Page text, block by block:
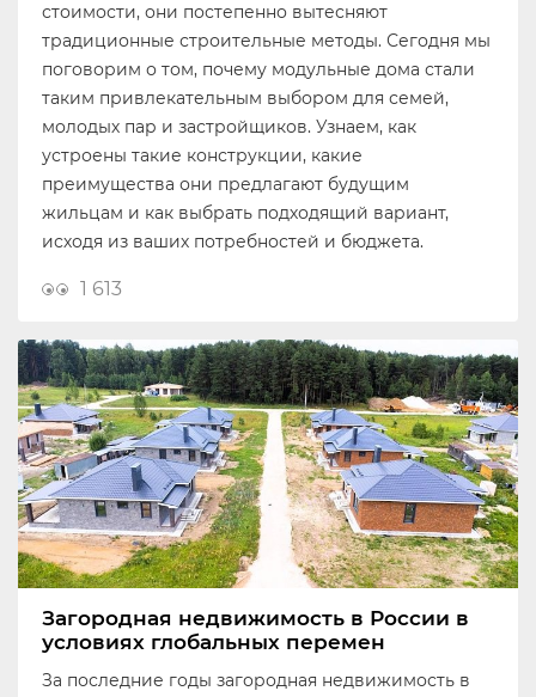
стоимости, они постепенно вытесняют
традиционные строительные методы. Сегодня мы
поговорим о том, почему модульные дома стали
таким привлекательным выбором для семей,
молодых пар и застройщиков. Узнаем, как
устроены такие конструкции, какие
преимущества они предлагают будущим
жильцам и как выбрать подходящий вариант,
исходя из ваших потребностей и бюджета.
1 613
Загородная недвижимость в России в
условиях глобальных перемен
За последние годы загородная недвижимость в